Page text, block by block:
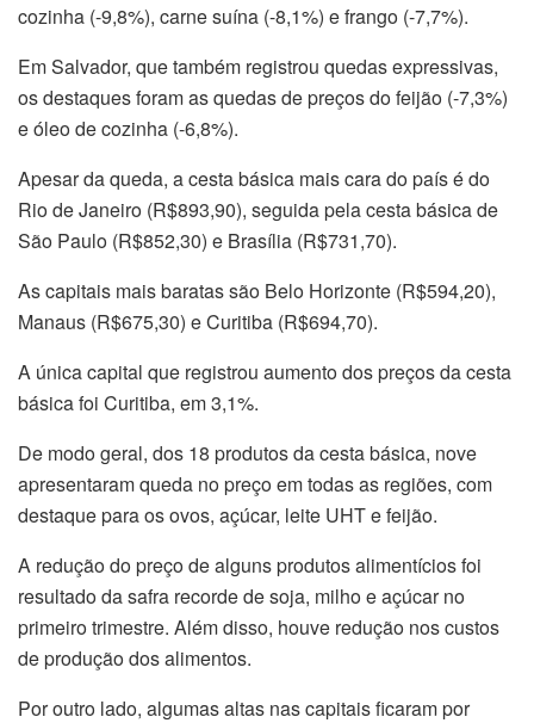
cozinha (-9,8%), carne suína (-8,1%) e frango (-7,7%).
Em Salvador, que também registrou quedas expressivas,
os destaques foram as quedas de preços do feijão (-7,3%)
e óleo de cozinha (-6,8%).
Apesar da queda, a cesta básica mais cara do país é do
Rio de Janeiro (R$893,90), seguida pela cesta básica de
São Paulo (R$852,30) e Brasília (R$731,70).
As capitais mais baratas são Belo Horizonte (R$594,20),
Manaus (R$675,30) e Curitiba (R$694,70).
A única capital que registrou aumento dos preços da cesta
básica foi Curitiba, em 3,1%.
De modo geral, dos 18 produtos da cesta básica, nove
apresentaram queda no preço em todas as regiões, com
destaque para os ovos, açúcar, leite UHT e feijão.
A redução do preço de alguns produtos alimentícios foi
resultado da safra recorde de soja, milho e açúcar no
primeiro trimestre. Além disso, houve redução nos custos
de produção dos alimentos.
Por outro lado, algumas altas nas capitais ficaram por